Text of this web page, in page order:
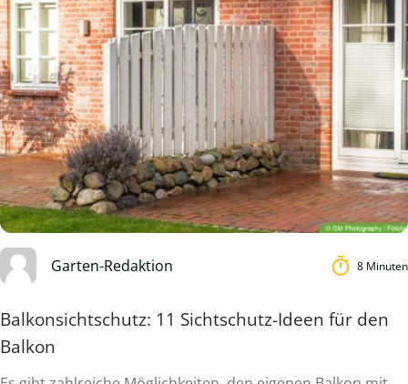
Garten-Redaktion 8 Minuten
Balkonsichtschutz: 11 Sichtschutz-Ideen für den
Balkon